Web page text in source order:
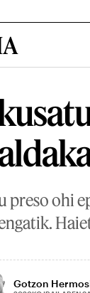
preso ohi
Gotzon